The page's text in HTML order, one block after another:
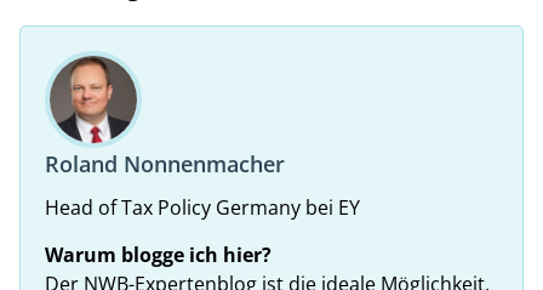
Roland Nonnenmacher
Head of Tax Policy Germany bei EY
Warum blogge ich hier?
Der NWB-Expertenblog ist die ideale Möglichkeit,